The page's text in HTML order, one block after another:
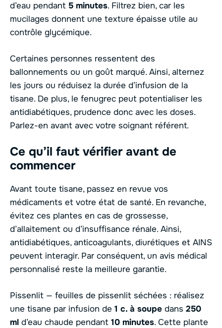
d’eau pendant 5 minutes. Filtrez bien, car les
mucilages donnent une texture épaisse utile au
contrôle glycémique.
Certaines personnes ressentent des
ballonnements ou un goût marqué. Ainsi, alternez
les jours ou réduisez la durée d’infusion de la
tisane. De plus, le fenugrec peut potentialiser les
antidiabétiques, prudence donc avec les doses.
Parlez-en avant avec votre soignant référent.
Ce qu’il faut vérifier avant de
commencer
Avant toute tisane, passez en revue vos
médicaments et votre état de santé. En revanche,
évitez ces plantes en cas de grossesse,
d’allaitement ou d’insuffisance rénale. Ainsi,
antidiabétiques, anticoagulants, diurétiques et AINS
peuvent interagir. Par conséquent, un avis médical
personnalisé reste la meilleure garantie.
Pissenlit — feuilles de pissenlit séchées : réalisez
une tisane par infusion de 1 c. à soupe dans 250
ml d’eau chaude pendant 10 minutes. Cette plante